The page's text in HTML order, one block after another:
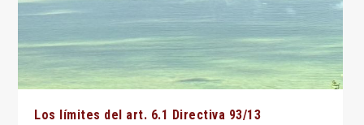
Los límites del art. 6.1 Directiva 93/13